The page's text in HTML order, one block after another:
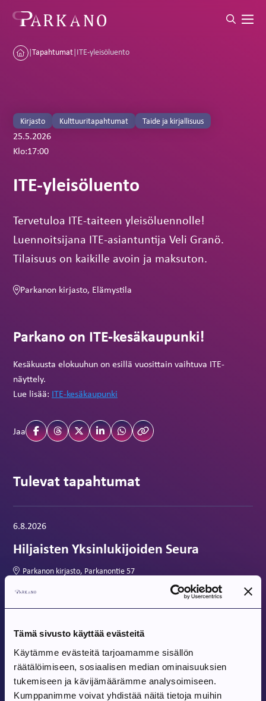
Tämä sivusto käyttää evästeitä
Käytämme evästeitä tarjoamamme sisällön
räätälöimiseen, sosiaalisen median ominaisuuksien
tukemiseen ja kävijämäärämme analysoimiseen.
Kumppanimme voivat yhdistää näitä tietoja muihin
|Tapahtumat|ITE-yleisöluento
Kirjasto Kulttuuritapahtumat Taide ja kirjallisuus
25.5.2026
Klo:17:00
ITE-yleisöluento
Tervetuloa ITE-taiteen yleisöluennolle!
Luennoitsijana ITE-asiantuntija Veli Granö.
Tilaisuus on kaikille avoin ja maksuton.
Parkanon kirjasto, Elämystila
Parkano on ITE-kesäkaupunki!
Kesäkuusta elokuuhun on esillä vuosittain vaihtuva ITE-
näyttely.
Lue lisää: ITE-kesäkaupunki
Jaa
Tulevat tapahtumat
Tapahtuma alkaa:
6.8.2026
Hiljaisten Yksinlukijoiden Seura
Parkanon kirjasto, Parkanontie 57
Tapahtuma alkaa:
7.8.2026
Parkanon toriperjantai 7.8.
Parkanon tori
Tapahtuma alkaa:
9.8.2026